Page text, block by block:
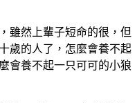
雖然上輩子短命的很，但
歲的人了，怎麼會養不起
會養不起一只可可的小狼